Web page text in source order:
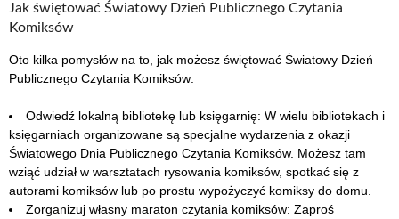
Jak świętować Światowy Dzień Publicznego Czytania
Komiksów
Oto kilka pomysłów na to, jak możesz świętować Światowy Dzień
Publicznego Czytania Komiksów:
Odwiedź lokalną bibliotekę lub księgarnię: W wielu bibliotekach i
księgarniach organizowane są specjalne wydarzenia z okazji
Światowego Dnia Publicznego Czytania Komiksów. Możesz tam
wziąć udział w warsztatach rysowania komiksów, spotkać się z
autorami komiksów lub po prostu wypożyczyć komiksy do domu.
Zorganizuj własny maraton czytania komiksów: Zaproś